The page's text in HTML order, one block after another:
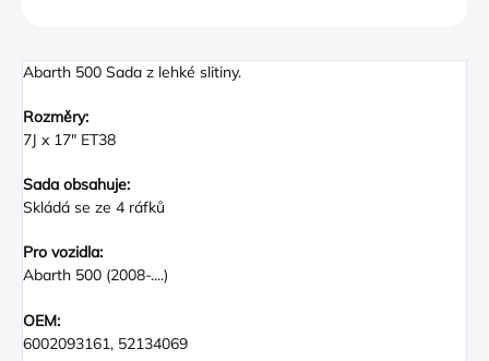
Abarth 500 Sada z lehké slitiny.
Rozměry:
7J x 17" ET38
Sada obsahuje:
Skládá se ze 4 ráfků
Pro vozidla:
Abarth 500 (2008-....)
OEM:
6002093161, 52134069